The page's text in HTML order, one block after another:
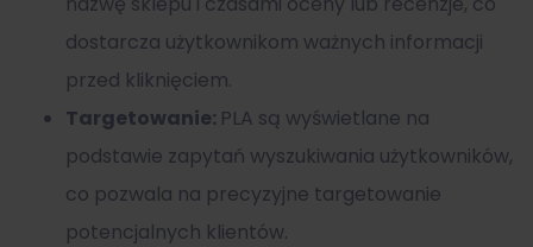
dostarcza użytkownikom ważnych informacji
przed kliknięciem.
Targetowanie: PLA są wyświetlane na
podstawie zapytań wyszukiwania użytkowników,
co pozwala na precyzyjne targetowanie
potencjalnych klientów.